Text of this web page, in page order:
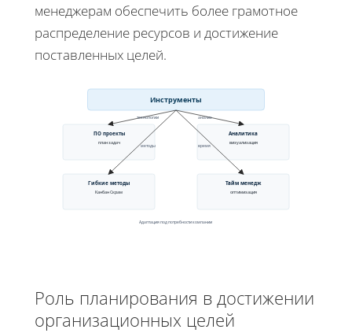
менеджерам обеспечить более грамотное
распределение ресурсов и достижение
поставленных целей.
Инструменты
ПО проекты
план задач
Аналитика
визуализация
Гибкие методы
Канбан Скрам
Тайм менедж
оптимизация
технологии анализ
методы время
Адаптация под потребности компании
Роль планирования в достижении
организационных целей